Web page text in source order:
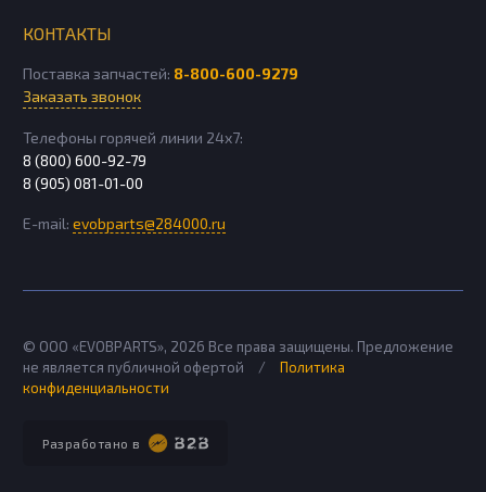
КОНТАКТЫ
Поставка запчастей: 8-800-600-9279
Заказать звонок
Телефоны горячей линии 24х7:
8 (800) 600-92-79
8 (905) 081-01-00
E-mail: evobparts@284000.ru
Разработано в
© ООО «EVOBPARTS», 2026 Все права защищены. Предложение
не является публичной офертой
/
Политика
конфиденциальности